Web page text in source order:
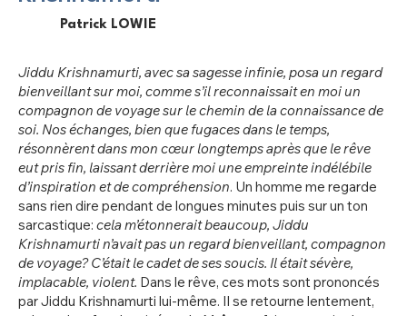
Patrick LOWIE
Jiddu Krishnamurti, avec sa sagesse infinie, posa un regard
bienveillant sur moi, comme s’il reconnaissait en moi un
compagnon de voyage sur le chemin de la connaissance de
soi. Nos échanges, bien que fugaces dans le temps,
résonnèrent dans mon cœur longtemps après que le rêve
eut pris fin, laissant derrière moi une empreinte indélébile
d’inspiration et de compréhension. Un homme me regarde
sans rien dire pendant de longues minutes puis sur un ton
sarcastique: cela m’étonnerait beaucoup, Jiddu
Krishnamurti n’avait pas un regard bienveillant, compagnon
de voyage? C’était le cadet de ses soucis. Il était sévère,
implacable, violent. Dans le rêve, ces mots sont prononcés
par Jiddu Krishnamurti lui-même. Il se retourne lentement,